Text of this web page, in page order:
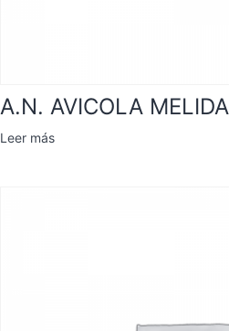
A.N. AVICOLA MELIDA
Leer más